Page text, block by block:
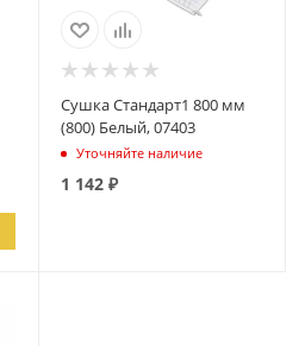
Сушка Стандарт1 800 мм
(800) Белый, 07403
Уточняйте наличие
1 142₽